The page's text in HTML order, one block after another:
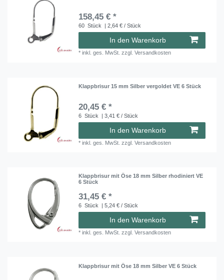
158,45 € *
60 Stück | 2,64 € / Stück
In den Warenkorb
*inkl. ges. MwSt. zzgl.Versandkosten
Klappbrisur 15 mm Silber vergoldet VE 6 Stück
20,45 € *
6 Stück | 3,41 € / Stück
In den Warenkorb
*inkl. ges. MwSt. zzgl.Versandkosten
Klappbrisur mit Öse 18 mm Silber rhodiniert VE
6 Stück
31,45 € *
6 Stück | 5,24 € / Stück
In den Warenkorb
*inkl. ges. MwSt. zzgl.Versandkosten
Klappbrisur mit Öse 18 mm Silber VE 6 Stück